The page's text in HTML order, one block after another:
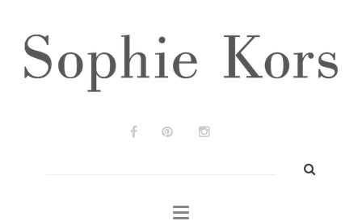
Bodas & Eventos